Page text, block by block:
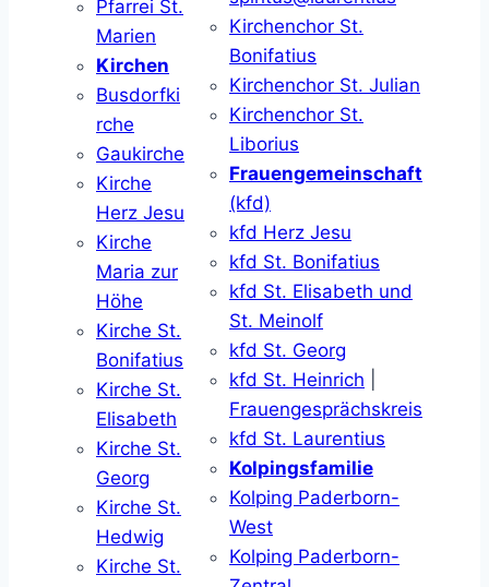
Pfarrei St.
Marien
Kirchen
Busdorfki
rche
Gaukirche
Kirche
Herz Jesu
Kirche
Maria zur
Höhe
Kirche St.
Bonifatius
Kirche St.
Elisabeth
Kirche St.
Georg
Kirche St.
Hedwig
Kirche St.
Kirchenchor St.
Bonifatius
Kirchenchor St. Julian
Kirchenchor St.
Liborius
Frauengemeinschaft
(kfd)
kfd Herz Jesu
kfd St. Bonifatius
kfd St. Elisabeth und
St. Meinolf
kfd St. Georg
kfd St. Heinrich
Frauengesprächskreis
kfd St. Laurentius
Kolpingsfamilie
Kolping Paderborn-
West
Kolping Paderborn-